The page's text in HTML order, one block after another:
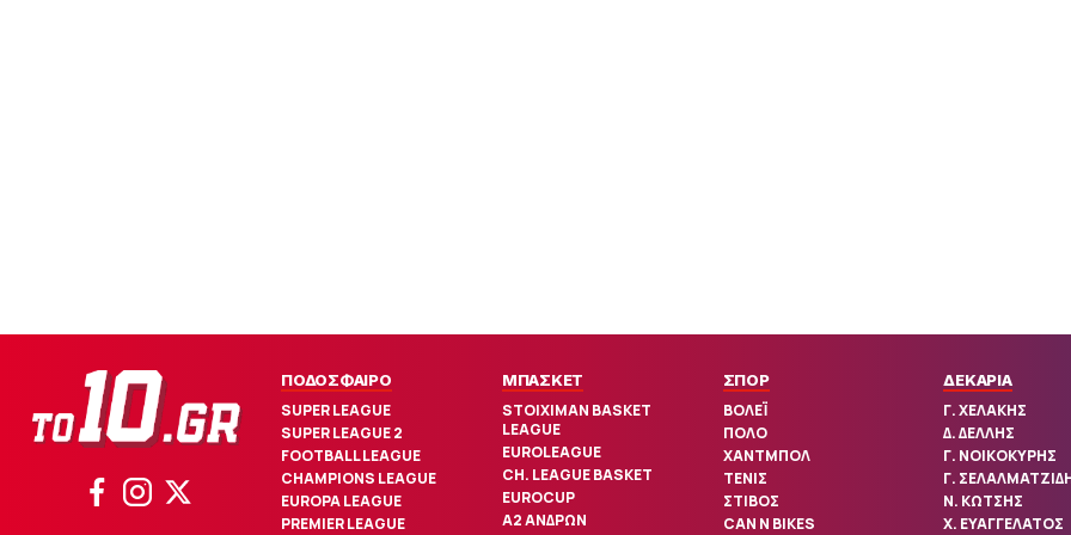
ΠΟΔΟΣΦΑΙΡΟ
SUPER LEAGUE
SUPER LEAGUE 2
FOOTBALL LEAGUE
CHAMPIONS LEAGUE
EUROPA LEAGUE
PREMIER LEAGUE
ΜΠΑΣΚΕΤ
STOIXIMAN BASKET
LEAGUE
EUROLEAGUE
CH. LEAGUE BASKET
EUROCUP
Α2 ΑΝΔΡΩΝ
ΣΠΟΡ
ΒΟΛΕΪ
ΠΟΛΟ
ΧΑΝΤΜΠΟΛ
ΤΕΝΙΣ
ΣΤΙΒΟΣ
CAN N BIKES
ΔΕΚΑΡΙΑ
Γ. ΧΕΛΑΚΗΣ
Δ. ΔΕΛΛΗΣ
Γ. ΝΟΙΚΟΚΥΡΗΣ
Γ.
Ν. ΚΩΤΣΗΣ
Χ. ΕΥΑΓΓΕΛΑΤΟΣ